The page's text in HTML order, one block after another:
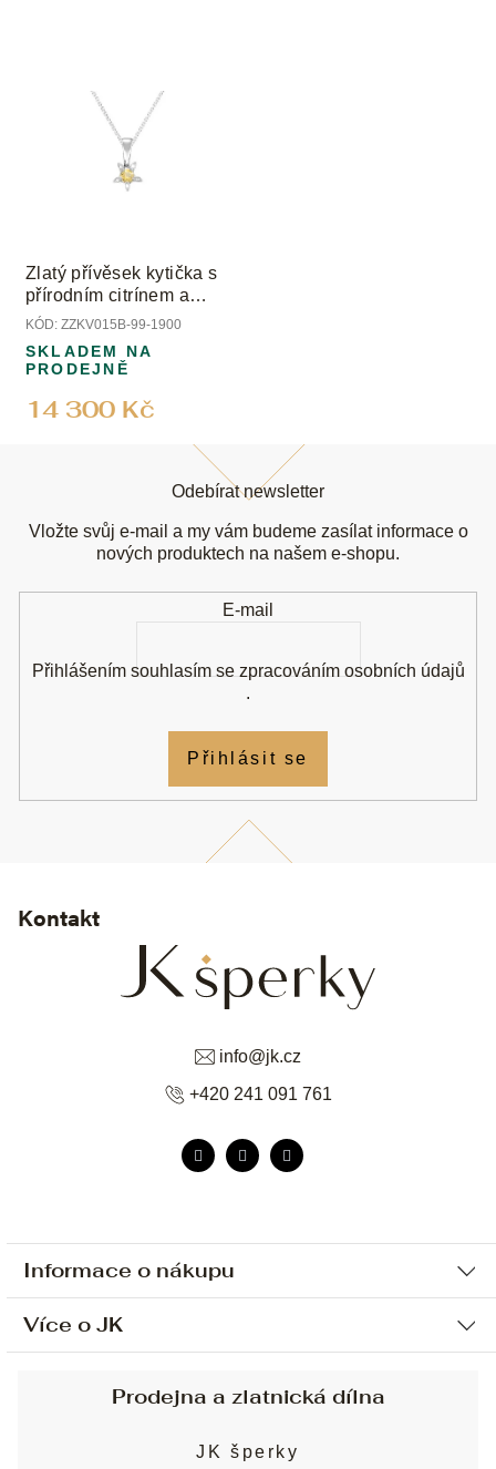
Zlatý přívěsek kytička s
přírodním citrínem a
diamanty
KÓD: ZZKV015B-99-1900
14 300 Kč
SKLADEM NA
PRODEJNĚ
Informace o nákupu
Ochrana osobních údajů
Sjednání osobní schůzky
Obchodní podmínky
Více o JK
Kontakt
info@jk.cz
+420 241 091 761
Odebírat newsletter
Vložte svůj e-mail a my vám budeme zasílat informace o
nových produktech na našem e-shopu.
E-mail
Přihlášením souhlasím se zpracováním osobních údajů
.
Přihlásit se
Prodejna a zlatnická dílna
JK šperky